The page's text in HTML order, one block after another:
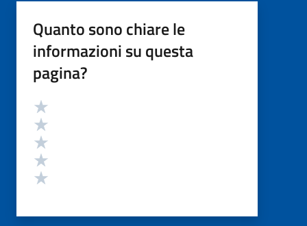
Quanto sono chiare le
informazioni su questa
pagina?
Valutazione